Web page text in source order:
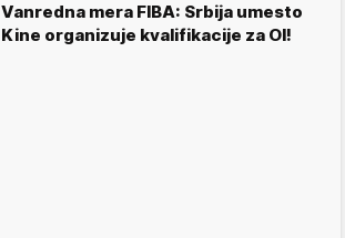
Vanredna mera FIBA: Srbija umesto
Kine organizuje kvalifikacije za OI!